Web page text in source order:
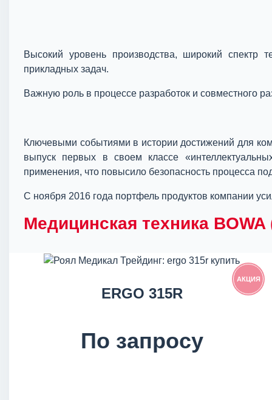
Высокий уровень производства, широкий
прикладных задач.
Важную роль в процессе разработок и совместного
Ключевыми событиями в истории достижений для
выпуск первых в своем классе
применения, что повысило безопасность процесса
С ноября 2016 года портфель продуктов компании
Медицинская техника
АКЦИЯ
ERGO 315R
По запросу